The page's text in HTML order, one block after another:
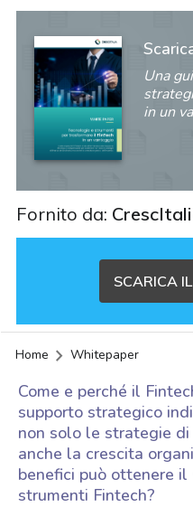
Una
in un
Fornito da:
SCARICA
Home Whitepaper
Come e perché il
supporto strategico
non solo le strategie
anche la crescita
benefici può ottenere il
strumenti Fintech?